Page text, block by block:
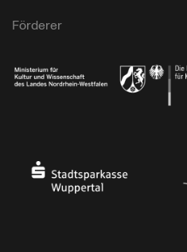
Förderer